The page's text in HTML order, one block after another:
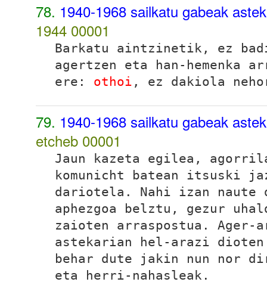
78. 1940-1968 sailkatu gabeak
1944 00001
Barkatu aintzinetik, ez
agertzen eta han-hemenka
ere: othoi , ez dakiola
79. 1940-1968 sailkatu gabeak
etcheb 00001
Jaun kazeta egilea,
komunicht batean itsuski
dariotela. Nahi izan naute
aphezgoa belztu, gezur
zaioten arraspostua. Ager-
astekarian hel-arazi dioten
behar dute jakin nun nor
eta herri-nahasleak.